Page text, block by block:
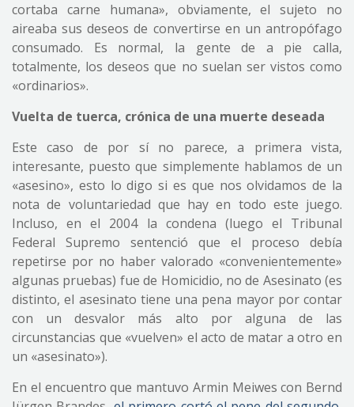
cortaba carne humana», obviamente, el sujeto no
aireaba sus deseos de convertirse en un antropófago
consumado. Es normal, la gente de a pie calla,
totalmente, los deseos que no suelan ser vistos como
«ordinarios».
Vuelta de tuerca, crónica de una muerte deseada
Este caso de por sí no parece, a primera vista,
interesante, puesto que simplemente hablamos de un
«asesino», esto lo digo si es que nos olvidamos de la
nota de voluntariedad que hay en todo este juego.
Incluso, en el 2004 la condena (luego el Tribunal
Federal Supremo sentenció que el proceso debía
repetirse por no haber valorado «convenientemente»
algunas pruebas) fue de Homicidio, no de Asesinato (es
distinto, el asesinato tiene una pena mayor por contar
con un desvalor más alto por alguna de las
circunstancias que «vuelven» el acto de matar a otro en
un «asesinato»).
En el encuentro que mantuvo Armin Meiwes con Bernd